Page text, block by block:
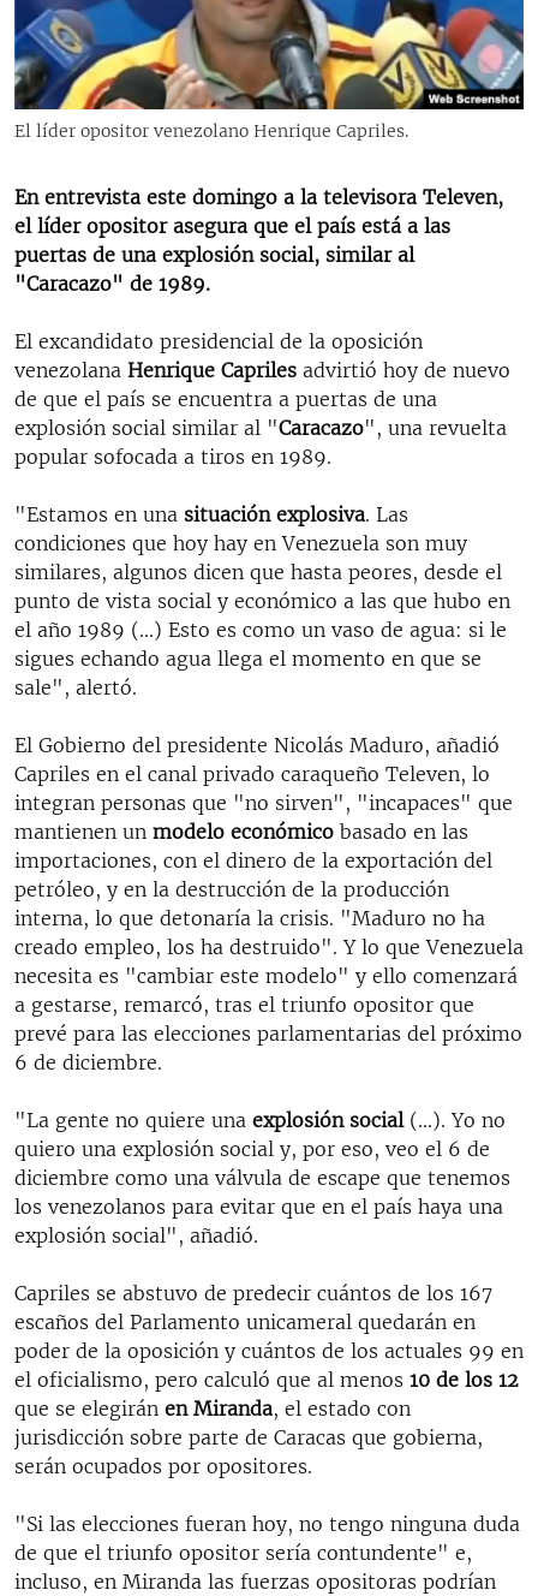
RADIO MARTÍ
ESPECIALES
ESPECIALES
SER VIEJO EN CUBA
KENTU-CUBANO
LOS SANTOS DE HIALEAH
LA INVASIÓN DE RUSIA A UCRANIA
MULTIMEDIA
SÍGUENOS
El líder opositor venezolano Henrique Capriles.
En entrevista este domingo a la televisora Televen,
el líder opositor asegura que el país está a las
puertas de una explosión social, similar al
"Caracazo" de 1989.
El excandidato presidencial de la oposición
venezolana Henrique Capriles advirtió hoy de nuevo
de que el país se encuentra a puertas de una
explosión social similar al "Caracazo", una revuelta
popular sofocada a tiros en 1989.
"Estamos en una situación explosiva. Las
condiciones que hoy hay en Venezuela son muy
similares, algunos dicen que hasta peores, desde el
punto de vista social y económico a las que hubo en
el año 1989 (...) Esto es como un vaso de agua: si le
sigues echando agua llega el momento en que se
sale", alertó.
El Gobierno del presidente Nicolás Maduro, añadió
Capriles en el canal privado caraqueño Televen, lo
integran personas que "no sirven", "incapaces" que
mantienen un modelo económico basado en las
importaciones, con el dinero de la exportación del
petróleo, y en la destrucción de la producción
interna, lo que detonaría la crisis. "Maduro no ha
creado empleo, los ha destruido". Y lo que Venezuela
necesita es "cambiar este modelo" y ello comenzará
a gestarse, remarcó, tras el triunfo opositor que
prevé para las elecciones parlamentarias del próximo
6 de diciembre.
"La gente no quiere una explosión social (...). Yo no
quiero una explosión social y, por eso, veo el 6 de
diciembre como una válvula de escape que tenemos
los venezolanos para evitar que en el país haya una
explosión social", añadió.
Capriles se abstuvo de predecir cuántos de los 167
escaños del Parlamento unicameral quedarán en
poder de la oposición y cuántos de los actuales 99 en
el oficialismo, pero calculó que al menos 10 de los 12
que se elegirán en Miranda, el estado con
jurisdicción sobre parte de Caracas que gobierna,
serán ocupados por opositores.
"Si las elecciones fueran hoy, no tengo ninguna duda
de que el triunfo opositor sería contundente" e,
incluso, en Miranda las fuerzas opositoras podrían